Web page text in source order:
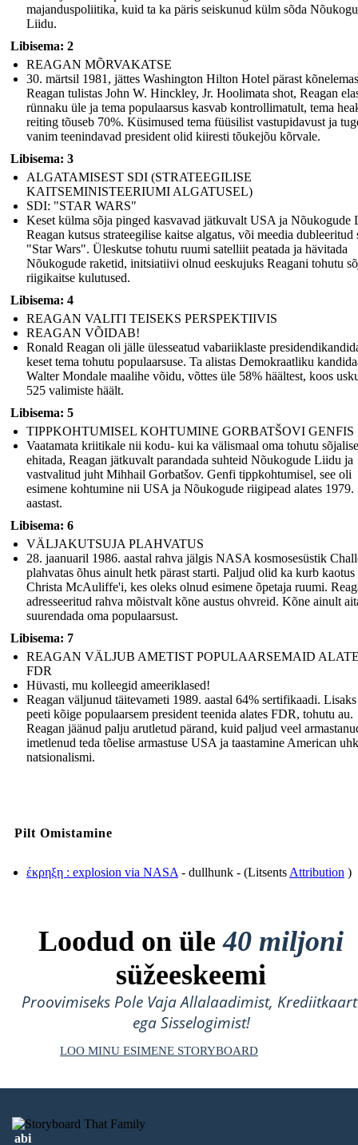
majanduspoliitika, kuid ta ka päris seiskunud külm sõda
Liidu.
Libisema: 2
REAGAN MÕRVAKATSE
30. märtsil 1981, jättes Washington Hilton Hotel pärast
Reagan tulistas John W. Hinckley, Jr. Hoolimata shot, Reagan
rünnaku üle ja tema populaarsus kasvab kontrollimatult, tema
reiting tõuseb 70%. Küsimused tema füüsilist vastupidavust ja
vanim teenindavad president olid kiiresti tõukejõu kõrvale.
Libisema: 3
ALGATAMISEST SDI (STRATEEGILISE
KAITSEMINISTEERIUMI ALGATUSEL)
SDI: "STAR WARS"
Keset külma sõja pinged kasvavad jätkuvalt USA ja Nõukogude
Reagan kutsus strateegilise kaitse algatus, või meedia dubleeritud
"Star Wars". Üleskutse tohutu ruumi satelliit peatada ja hävitada
Nõukogude raketid, initsiatiivi olnud eeskujuks Reagani tohutu
riigikaitse kulutused.
Libisema: 4
REAGAN VALITI TEISEKS PERSPEKTIIVIS
REAGAN VÕIDAB!
Ronald Reagan oli jälle ülesseatud vabariiklaste
keset tema tohutu populaarsuse. Ta alistas Demokraatliku
Walter Mondale maalihe võidu, võttes üle 58% häältest, koos
525 valimiste häält.
Libisema: 5
TIPPKOHTUMISEL KOHTUMINE GORBATŠOVI GENFIS
Vaatamata kriitikale nii kodu- kui ka välismaal oma tohutu sõjalise
ehitada, Reagan jätkuvalt parandada suhteid Nõukogude Liidu ja
vastvalitud juht Mihhail Gorbatšov. Genfi tippkohtumisel, see oli
esimene kohtumine nii USA ja Nõukogude riigipead alates 1979.
aastast.
Libisema: 6
VÄLJAKUTSUJA PLAHVATUS
28. jaanuaril 1986. aastal rahva jälgis NASA kosmosesüstik
plahvatas õhus ainult hetk pärast starti. Paljud olid ka kurb kaotus
Christa McAuliffe'i, kes oleks olnud esimene õpetaja ruumi.
adresseeritud rahva mõistvalt kõne austus ohvreid. Kõne ainult
suurendada oma populaarsust.
Libisema: 7
REAGAN VÄLJUB AMETIST POPULAARSEMAID
FDR
Hüvasti, mu kolleegid ameeriklased!
Reagan väljunud täitevameti 1989. aastal 64% sertifikaadi.
peeti kõige populaarsem president teenida alates FDR, tohutu au.
Reagan jäänud palju arutletud pärand, kuid paljud veel
imetlenud teda tõelise armastuse USA ja taastamine American
natsionalismi.
Pilt Omistamine
έκρηξη : explosion via NASA - dullhunk - (Litsents Attribution )
Loodud on üle40 miljoni
süžeeskeemi
Proovimiseks Pole Vaja Allalaadimist,
ega Sisselogimist!
LOO MINU ESIMENE STORYBOARD
abi